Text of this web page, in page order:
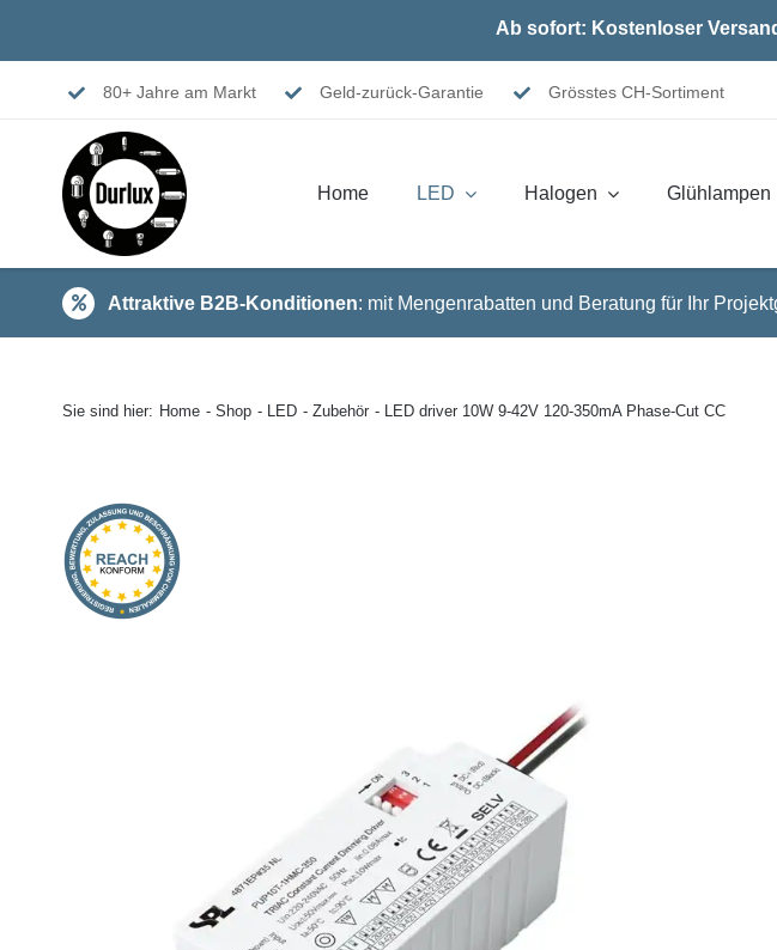
Ab sofort: Kostenloser
80+ Jahre am Markt Geld-zurück-Garantie Grösstes CH-Sortiment
Home LED Halogen Glühlampen
Attraktive B2B-Konditionen: mit Mengenrabatten und Beratung für Ihr
Sie sind hier: Home Shop LED Zubehör LED driver 10W 9-42V 120-350mA Phase-Cut CC